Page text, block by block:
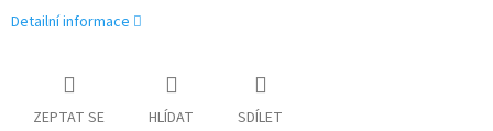
Detailní informace
ZEPTAT SE HLÍDAT SDÍLET